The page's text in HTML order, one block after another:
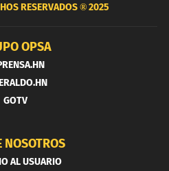
RESERVADOS ®2025
OPSA
GOTV
NOSOTROS
AL USUARIO